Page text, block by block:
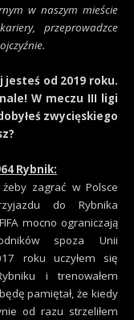
w naszym mieście
przeprowadzce
jesteś od 2019 roku.
W meczu III ligi
zwycięskiego
Rybnik:
zagrać w Polsce
do Rybnika
mocno ograniczają
spoza Unii
roku uczyłem się
i trenowałem
pamiętał, że kiedy
od razu strzeliłem